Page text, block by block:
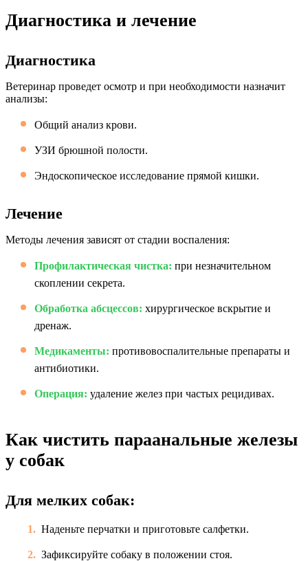
Диагностика и лечение
Диагностика
Ветеринар проведет осмотр и при необходимости назначит
анализы:
Общий анализ крови.
УЗИ брюшной полости.
Эндоскопическое исследование прямой кишки.
Лечение
Методы лечения зависят от стадии воспаления:
Профилактическая чистка: при незначительном
скоплении секрета.
Обработка абсцессов: хирургическое вскрытие и
дренаж.
Медикаменты: противовоспалительные препараты и
антибиотики.
Операция: удаление желез при частых рецидивах.
Как чистить параанальные железы
у собак
Для мелких собак:
Наденьте перчатки и приготовьте салфетки.
Зафиксируйте собаку в положении стоя.